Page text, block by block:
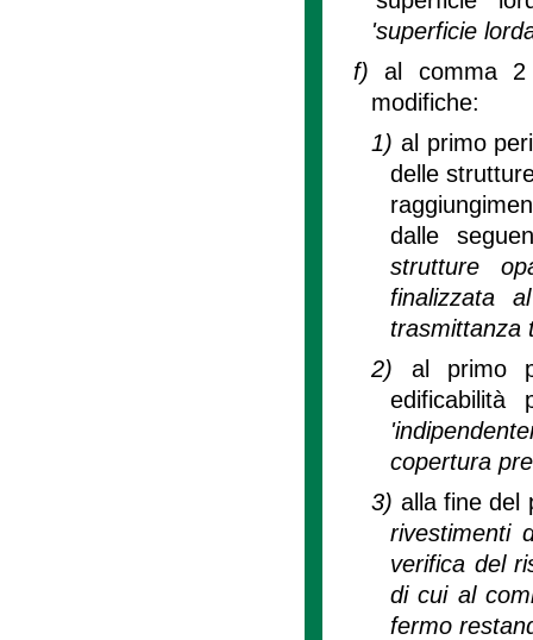
'superficie
f)al comma 2
modifiche:
1) al primo
delle
dalle
strutture
finalizzata
trasmittanza
2) al primo
edificabilità
copertura
3) alla fine del
rivestimenti
verifica del
di cui al
fermo